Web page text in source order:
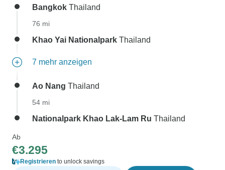
Bangkok Thailand
76 mi
Khao Yai Nationalpark Thailand
7 mehr anzeigen
Ao Nang Thailand
54 mi
Nationalpark Khao Lak-Lam Ru Thailand
Ab
€3.295
Registrieren to unlock savings